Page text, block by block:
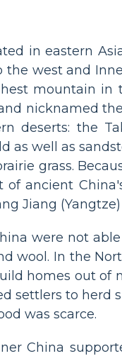
in eastern
the west and
mountain in
nicknamed
deserts: the
as well as
grass.
of ancient
Jiang
were not
wool. In the
homes out of
settlers to herd
was scarce.
China